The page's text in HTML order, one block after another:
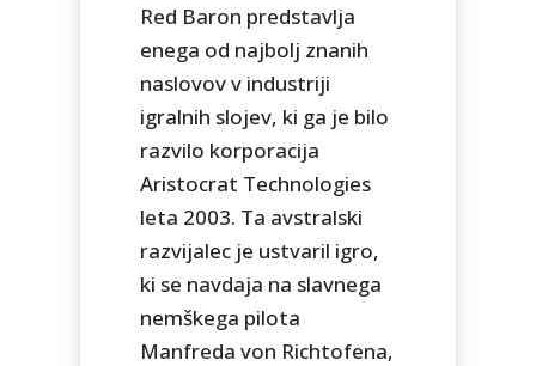
Red Baron predstavlja
enega od najbolj znanih
naslovov v industriji
igralnih slojev, ki ga je bilo
razvilo korporacija
Aristocrat Technologies
leta 2003. Ta avstralski
razvijalec je ustvaril igro,
ki se navdaja na slavnega
nemškega pilota
Manfreda von Richtofena,